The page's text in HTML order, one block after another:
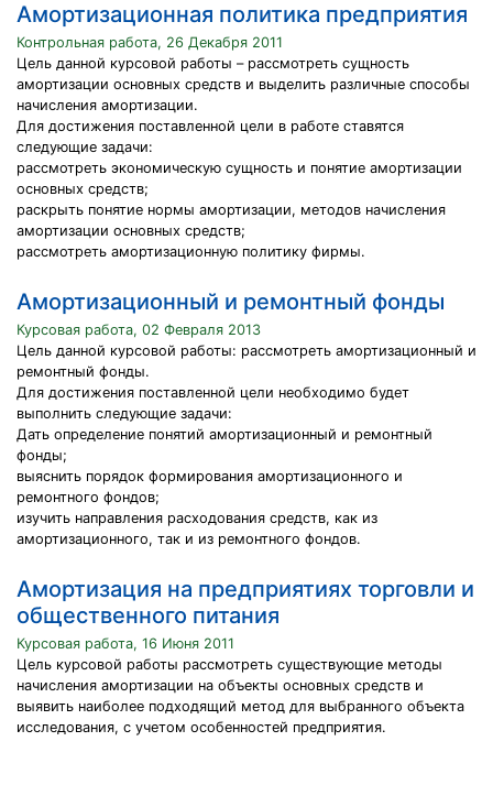
Амортизационная политика предприятия
Контрольная работа, 26 Декабря 2011
Цель данной курсовой работы – рассмотреть сущность
амортизации основных средств и выделить различные способы
начисления амортизации.
Для достижения поставленной цели в работе ставятся
следующие задачи:
рассмотреть экономическую сущность и понятие амортизации
основных средств;
раскрыть понятие нормы амортизации, методов начисления
амортизации основных средств;
рассмотреть амортизационную политику фирмы.
Амортизационный и ремонтный фонды
Курсовая работа, 02 Февраля 2013
Цель данной курсовой работы: рассмотреть амортизационный и
ремонтный фонды.
Для достижения поставленной цели необходимо будет
выполнить следующие задачи:
Дать определение понятий амортизационный и ремонтный
фонды;
выяснить порядок формирования амортизационного и
ремонтного фондов;
изучить направления расходования средств, как из
амортизационного, так и из ремонтного фондов.
Амортизация на предприятиях торговли и
общественного питания
Курсовая работа, 16 Июня 2011
Цель курсовой работы рассмотреть существующие методы
начисления амортизации на объекты основных средств и
выявить наиболее подходящий метод для выбранного объекта
исследования, с учетом особенностей предприятия.